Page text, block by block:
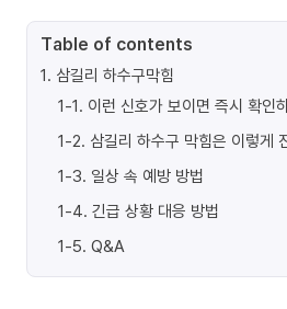
Table of contents
1. 삼길리 하수구막힘
1-1. 이런 신호가 보이면 즉시 확인
1-2. 삼길리 하수구 막힘은 이렇게
1-3. 일상 속 예방 방법
1-4. 긴급 상황 대응 방법
1-5. Q&A